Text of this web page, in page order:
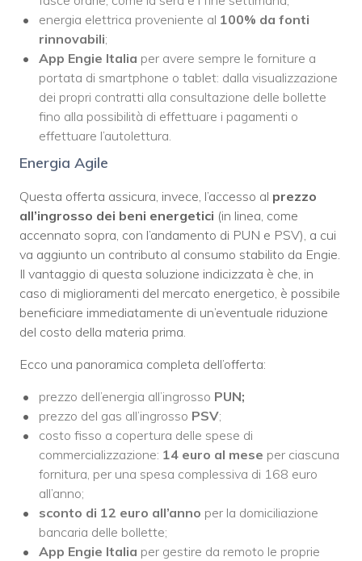
energia elettrica proveniente al 100% da fonti
rinnovabili;
App Engie Italia per avere sempre le forniture a
portata di smartphone o tablet: dalla visualizzazione
dei propri contratti alla consultazione delle bollette
fino alla possibilità di effettuare i pagamenti o
effettuare l’autolettura.
Energia Agile
Questa offerta assicura, invece, l’accesso al prezzo
all’ingrosso dei beni energetici (in linea, come
accennato sopra, con l’andamento di PUN e PSV), a cui
va aggiunto un contributo al consumo stabilito da Engie.
Il vantaggio di questa soluzione indicizzata è che, in
caso di miglioramenti del mercato energetico, è possibile
beneficiare immediatamente di un’eventuale riduzione
del costo della materia prima.
Ecco una panoramica completa dell’offerta:
prezzo dell’energia all’ingrosso PUN;
prezzo del gas all’ingrosso PSV;
costo fisso a copertura delle spese di
commercializzazione: 14 euro al mese per ciascuna
fornitura, per una spesa complessiva di 168 euro
all’anno;
sconto di 12 euro all’anno per la domiciliazione
bancaria delle bollette;
App Engie Italia per gestire da remoto le proprie